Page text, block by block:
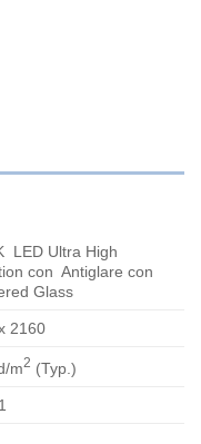
LED Ultra High
con Antiglare con
Glass
2160
m2 (Typ.)